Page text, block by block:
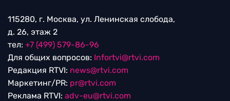
115280, г. Москва, ул. Ленинская слобода,
д. 26, этаж 2
тел: +7 (499) 579-86-96
Для общих вопросов: Infortvi@rtvi.com
Редакция RTVI: news@rtvi.com
Маркетинг/PR: pr@rtvi.com
Реклама RTVI: adv-eu@rtvi.com